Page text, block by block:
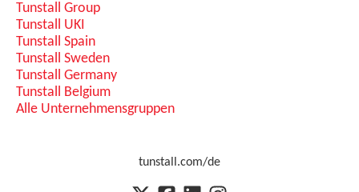
Tunstall Group
Tunstall UKI
Tunstall Spain
Tunstall Sweden
Tunstall Germany
Tunstall Belgium
Alle Unternehmensgruppen
tunstall.com/de